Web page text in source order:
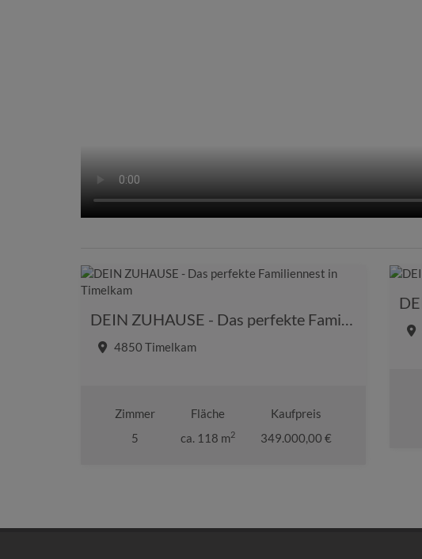
DEIN ZUHAUSE - Das perfekte Familiennest in Timelkam
4850 Timelkam
Zimmer
5
Fläche
ca. 118 m2
Kaufpreis
349.000,00 €